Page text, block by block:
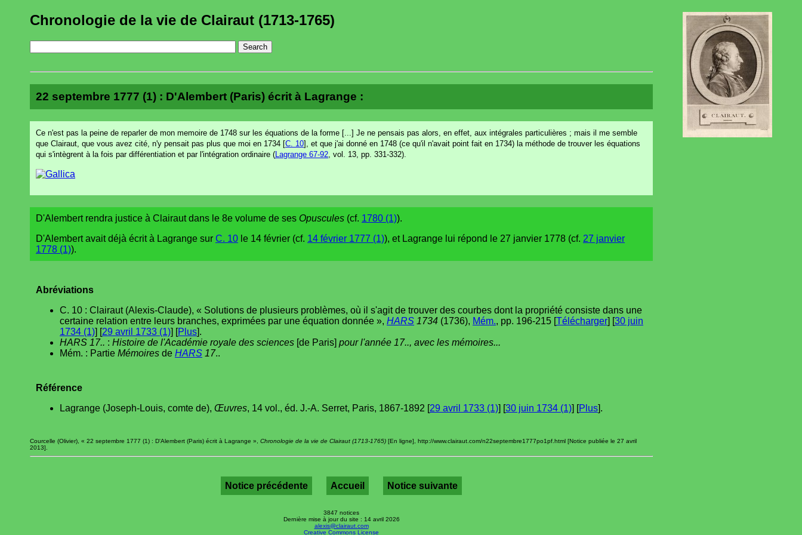
Chronologie de la vie de Clairaut (1713-1765)
22 septembre 1777 (1) : D'Alembert (Paris) écrit à Lagrange :
Ce n'est pas la peine de reparler de mon memoire de 1748 sur les équations de la forme [...] Je ne pensais pas alors, en effet, aux intégrales particulières ; mais il me semble
que Clairaut, que vous avez cité, n'y pensait pas plus que moi en 1734 [C. 10], et que j'ai donné en 1748 (ce qu'il n'avait point fait en 1734) la méthode de trouver les équations
qui s'intègrent à la fois par différentiation et par l'intégration ordinaire ( Lagrange 67-92 , vol. 13, pp. 331-332).
D'Alembert rendra justice à Clairaut dans le 8e volume de ses Opuscules (cf. 1780 (1)).
D'Alembert avait déjà écrit à Lagrange sur C. 10 le 14 février (cf. 14 février 1777 (1)), et Lagrange lui répond le 27 janvier 1778 (cf. 27 janvier
1778 (1)).
Abréviations
C. 10 : Clairaut (Alexis-Claude), « Solutions de plusieurs problèmes, où il s'agit de trouver des courbes dont la propriété consiste dans une
certaine relation entre leurs branches, exprimées par une équation donnée », HARS 1734 (1736), Mém., pp. 196-215 [Télécharger] [30 juin
1734 (1)] [29 avril 1733 (1)] [Plus].
HARS 17.. : Histoire de l'Académie royale des sciences [de Paris] pour l'année 17.., avec les mémoires...
Mém. : Partie Mémoires de HARS 17..
Référence
Lagrange (Joseph-Louis, comte de), Œuvres, 14 vol., éd. J.-A. Serret, Paris, 1867-1892 [29 avril 1733 (1)] [30 juin 1734 (1)] [Plus].
Courcelle (Olivier), « 22 septembre 1777 (1) : D'Alembert (Paris) écrit à Lagrange », Chronologie de la vie de Clairaut (1713-1765) [En ligne], http://www.clairaut.com/n22septembre1777po1pf.html [Notice publiée le 27 avril
2013].
Notice précédente Accueil Notice suivante
3847 notices
Dernière mise à jour du site : 14 avril 2026
alexis@clairaut.com
Creative Commons License